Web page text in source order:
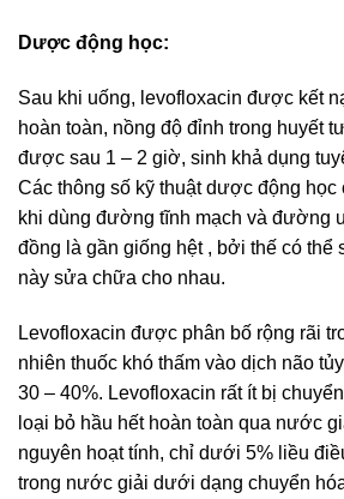
Dược động học:
Sau khi uống, levofloxacin được kết
hoàn toàn, nồng độ đỉnh trong huyết
được sau 1 – 2 giờ, sinh khả dụng
Các thông số kỹ thuật dược động học
khi dùng đường tĩnh mạch và đường
đồng là gần giống hệt , bởi thế có
này sửa chữa cho nhau.
Levofloxacin được phân bố rộng rãi
nhiên thuốc khó thấm vào dịch não
30 – 40%. Levofloxacin rất ít bị
loại bỏ hầu hết hoàn toàn qua nước
nguyên hoạt tính, chỉ dưới 5% liều
trong nước giải dưới dạng chuyển